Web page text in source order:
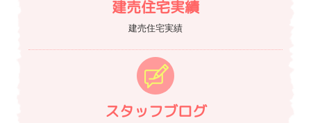
建売住宅実績
建売住宅実績
スタッフブログ